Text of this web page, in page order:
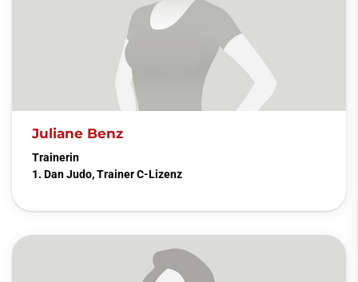
Juliane Benz
Trainerin
1. Dan Judo, Trainer C-Lizenz